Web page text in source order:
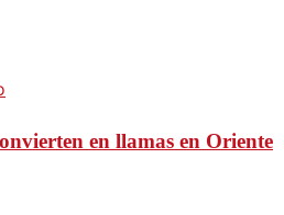
en llamas en Oriente